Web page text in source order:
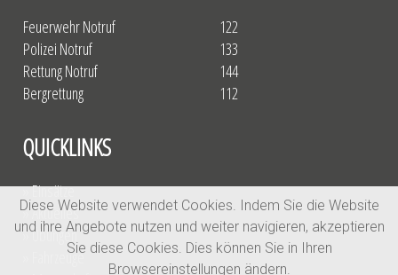
Feuerwehr Notruf
Polizei Notruf
Rettung Notruf
Bergrettung
122
133
144
112
QUICKLINKS
» Einsätze
» Aktuelles
» Übungen
» Fahrzeuge
Diese Website verwendet Cookies. Indem Sie die Website
und ihre Angebote nutzen und weiter navigieren, akzeptieren
Sie diese Cookies. Dies können Sie in Ihren
Browsereinstellungen ändern.